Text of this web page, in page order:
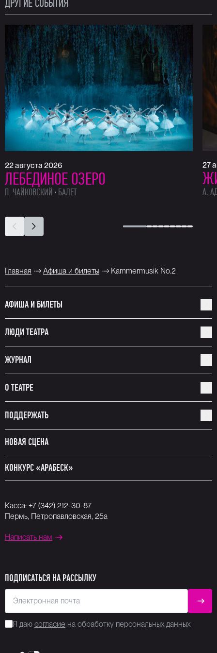
ДРУГИЕ СОБЫТИЯ
22 августа 2026
ЛЕБЕДИНОЕ ОЗЕРО
П. ЧАЙКОВСКИЙ БАЛЕТ
27
А.
Главная Афиша и билеты Kammermusik No.2
АФИША И БИЛЕТЫ
ЛЮДИ ТЕАТРА
ЖУРНАЛ
О ТЕАТРЕ
ПОДДЕРЖАТЬ
НОВАЯ СЦЕНА
КОНКУРС «АРАБЕСК»
Касса: +7 (342) 212-30-87
Пермь, Петропавловская, 25а
Написать нам
ПОДПИСАТЬСЯ НА РАССЫЛКУ
Электронная почта
Я даю согласие на обработку персональных данных